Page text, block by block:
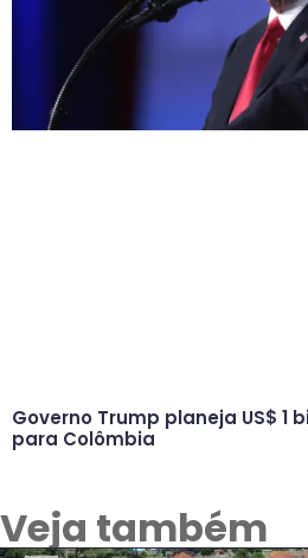
Governo Trump planeja US$ 1
para Colômbia
Veja também